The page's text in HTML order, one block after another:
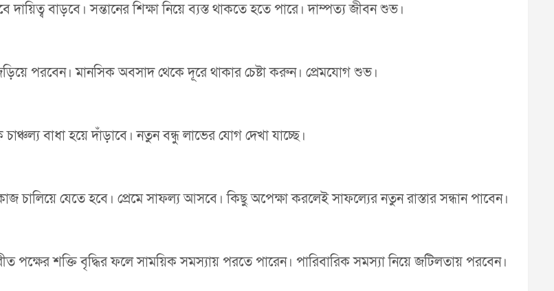
বাড়বে। সন্তানের শিক্ষা নিয়ে ব্যস্ত থাকতে হতে পারে। দাম্পত্য জীবন শুভ।
পরবেন। মানসিক অবসাদ থেকে দূরে থাকার চেষ্টা করুন। প্রেমযোগ শুভ।
বাধা হয়ে দাঁড়াবে। নতুন বন্ধু লাভের যোগ দেখা যাচ্ছে।
চালিয়ে যেতে হবে। প্রেমে সাফল্য আসবে। কিছু অপেক্ষা করলেই সাফল্যের নতুন রাস্তার সন্ধান পাবেন।
শক্তি বৃদ্ধির ফলে সাময়িক সমস্যায় পরতে পারেন। পারিবারিক সমস্যা নিয়ে জটিলতায় পরবেন।